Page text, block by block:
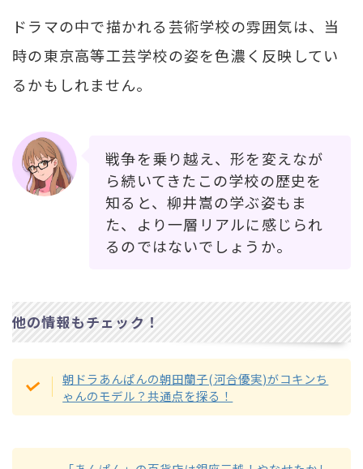
ドラマの中で描かれる芸術学校の雰囲気は、当
時の東京高等工芸学校の姿を色濃く反映してい
るかもしれません。
戦争を乗り越え、形を変えなが
ら続いてきたこの学校の歴史を
知ると、柳井嵩の学ぶ姿もま
た、より一層リアルに感じられ
るのではないでしょうか。
他の情報もチェック！
朝ドラあんぱんの朝田蘭子(河合優実)がコキンち
ゃんのモデル？共通点を探る！